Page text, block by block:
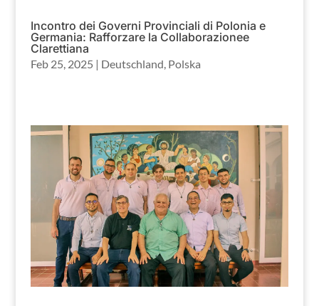
Incontro dei Governi Provinciali di Polonia e
Germania: Rafforzare la Collaborazionee
Clarettiana
Feb 25, 2025 | Deutschland, Polska